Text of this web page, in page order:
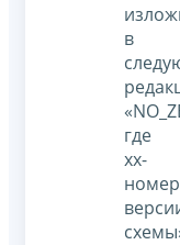
в
где
xx-
номер